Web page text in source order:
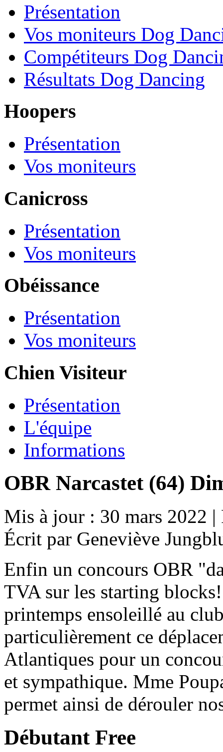
Présentation
Vos moniteurs Dog
Compétiteurs Dog
Résultats Dog Dancing
Hoopers
Présentation
Vos moniteurs
Canicross
Présentation
Vos moniteurs
Obéissance
Présentation
Vos moniteurs
Chien Visiteur
Présentation
L'équipe
Informations
OBR Narcastet (64)
Mis à jour : 30 mars 2022 |
Écrit par Geneviève
Enfin un concours OBR
TVA sur les starting
printemps ensoleillé au
particulièrement ce
Atlantiques pour un
et sympathique. Mme
permet ainsi de dérouler
Débutant Free